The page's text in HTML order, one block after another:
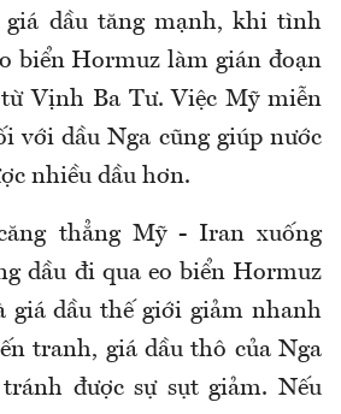
giá dầu tăng mạnh, khi tình
biển Hormuz làm gián đoạn
Vịnh Ba Tư. Việc Mỹ miễn
với dầu Nga cũng giúp nước
nhiều dầu hơn.
thẳng Mỹ - Iran xuống
dầu đi qua eo biển Hormuz
giá dầu thế giới giảm nhanh
tranh, giá dầu thô của Nga
được sự sụt giảm. Nếu